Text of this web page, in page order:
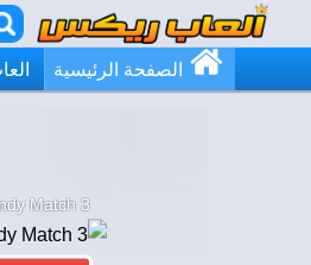
الصفحة الرئيسية
Match 3